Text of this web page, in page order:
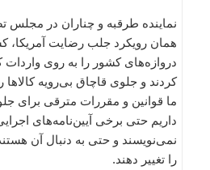
نماینده طرقبه و چناران در مجلس
همان رویکرد جلب رضایت‌ آمریکا،
دروازه‌های کشور را به روی واردات
کردند و جلوی قاچاق بی‌رویه کالاها
ما قوانین و مقررات مترقی برای
داریم حتی برخی آیین‌نامه‌های
نمی‌نویسند و حتی به دنبال آن
را تغییر دهند.